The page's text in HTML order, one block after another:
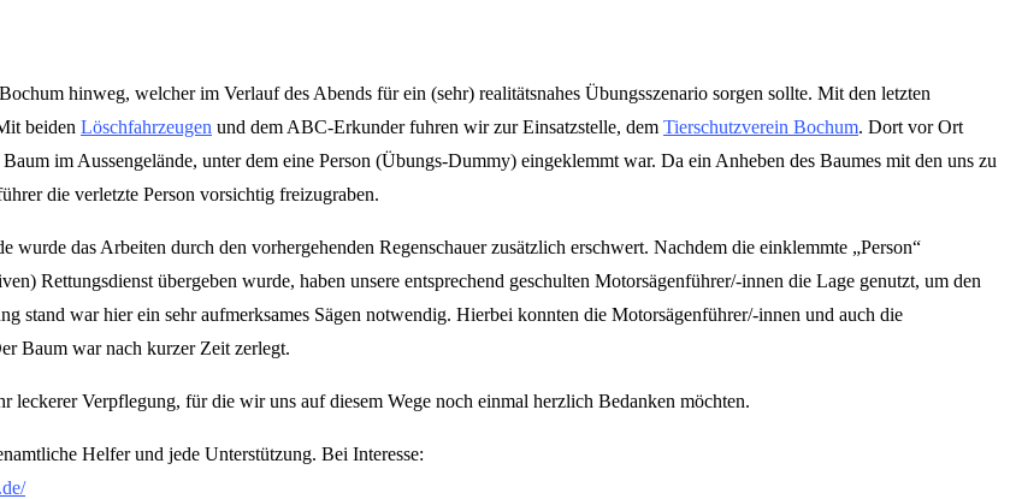
hinweg, welcher im Verlauf des Abends für ein (sehr) realitätsnahes Übungsszenario sorgen sollte. Mit den letzten
beiden Löschfahrzeugen und dem ABC-Erkunder fuhren wir zur Einsatzstelle, dem Tierschutzverein Bochum. Dort vor Ort
im Aussengelände, unter dem eine Person (Übungs-Dummy) eingeklemmt war. Da ein Anheben des Baumes mit den uns zu
die verletzte Person vorsichtig freizugraben.
das Arbeiten durch den vorhergehenden Regenschauer zusätzlich erschwert. Nachdem die einklemmte „Person“
Rettungsdienst übergeben wurde, haben unsere entsprechend geschulten Motorsägenführer/-innen die Lage genutzt, um den
stand war hier ein sehr aufmerksames Sägen notwendig. Hierbei konnten die Motorsägenführer/-innen und auch die
Baum war nach kurzer Zeit zerlegt.
leckerer Verpflegung, für die wir uns auf diesem Wege noch einmal herzlich Bedanken möchten.
Helfer und jede Unterstützung. Bei Interesse: